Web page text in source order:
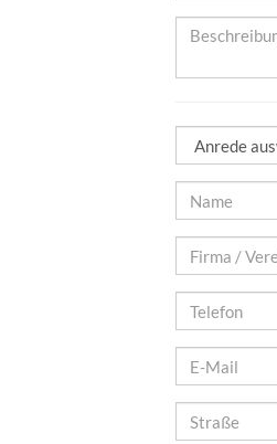
Beschreibung
Anrede
Name*
Firma
/
Verein
Telefon*
Mail*
Straße